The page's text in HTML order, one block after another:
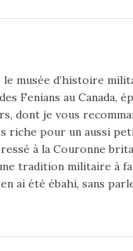
le musée d’histoire
Fenians au Canada,
dont je vous
riche pour un aussi
à la Couronne
tradition militaire à
ai été ébahi, sans